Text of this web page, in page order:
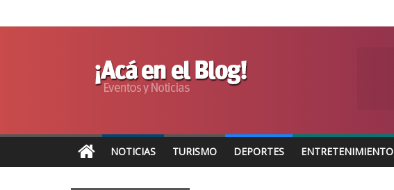
NOTICIAS TURISMO DEPORTES ENTRETENIMIENTO